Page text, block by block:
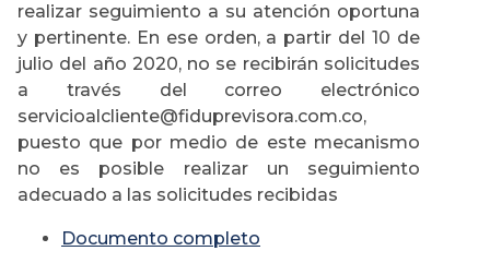
realizar seguimiento a su atención oportuna
y pertinente. En ese orden, a partir del 10 de
julio del año 2020, no se recibirán solicitudes
a través del correo electrónico
servicioalcliente@fiduprevisora.com.co,
puesto que por medio de este mecanismo
no es posible realizar un seguimiento
adecuado a las solicitudes recibidas
Documento completo